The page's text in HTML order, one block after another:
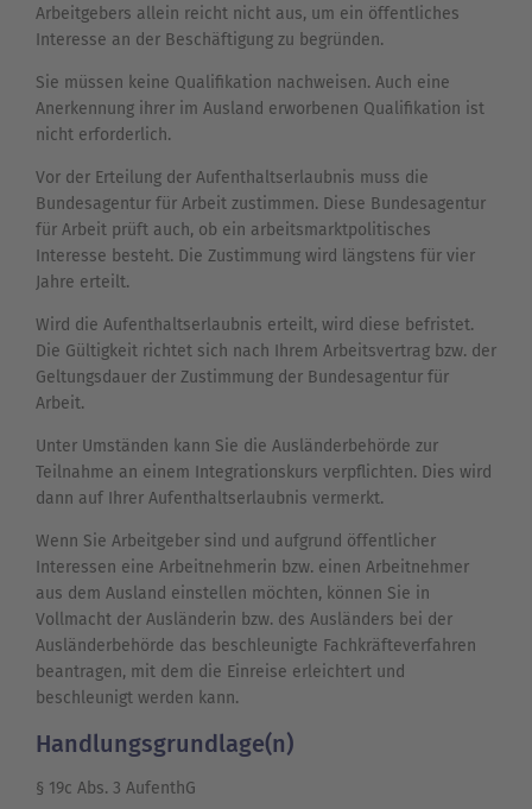
Arbeitgebers allein reicht nicht aus, um ein öffentliches
Interesse an der Beschäftigung zu begründen.
Sie müssen keine Qualifikation nachweisen. Auch eine
Anerkennung ihrer im Ausland erworbenen Qualifikation ist
nicht erforderlich.
Vor der Erteilung der Aufenthaltserlaubnis muss die
Bundesagentur für Arbeit zustimmen. Diese Bundesagentur
für Arbeit prüft auch, ob ein arbeitsmarktpolitisches
Interesse besteht. Die Zustimmung wird längstens für vier
Jahre erteilt.
Wird die Aufenthaltserlaubnis erteilt, wird diese befristet.
Die Gültigkeit richtet sich nach Ihrem Arbeitsvertrag bzw. der
Geltungsdauer der Zustimmung der Bundesagentur für
Arbeit.
Unter Umständen kann Sie die Ausländerbehörde zur
Teilnahme an einem Integrationskurs verpflichten. Dies wird
dann auf Ihrer Aufenthaltserlaubnis vermerkt.
Wenn Sie Arbeitgeber sind und aufgrund öffentlicher
Interessen eine Arbeitnehmerin bzw. einen Arbeitnehmer
aus dem Ausland einstellen möchten, können Sie in
Vollmacht der Ausländerin bzw. des Ausländers bei der
Ausländerbehörde das beschleunigte Fachkräfteverfahren
beantragen, mit dem die Einreise erleichtert und
beschleunigt werden kann.
Handlungsgrundlage(n)
§ 19c Abs. 3 AufenthG